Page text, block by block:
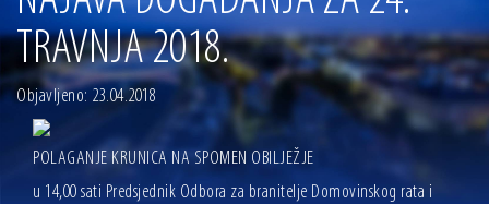
13.07.2026 | Ljetnim izdanjem Večeri vina i umjetnosti završen Vinski mjesec
07.07.2026 | Održana 8. sjednica Gradskog vijeća Grada Osijeka. Gradonačelnik
Radić istaknuo da je u osječke vrtiće upisan rekordan broj djece, te najavio cjelovitu
obnovu glavnog osječkog Trga Ante Starčevića
06.07.2026 | Brevis koncertom u Zlatnoj dvorani Musikvereina obilježio 30 godina
04.07.2026 | Zbog povoljnih vodostaja i pravodobnih mjera komarci ove godine pod
kontrolom
TRAVNJA 2018.
Objavljeno: 23.04.2018
POLAGANJE KRUNICA NA SPOMEN OBILJEŽJE
u 14,00 sati Predsjednik Odbora za branitelje Domovinskog rata i